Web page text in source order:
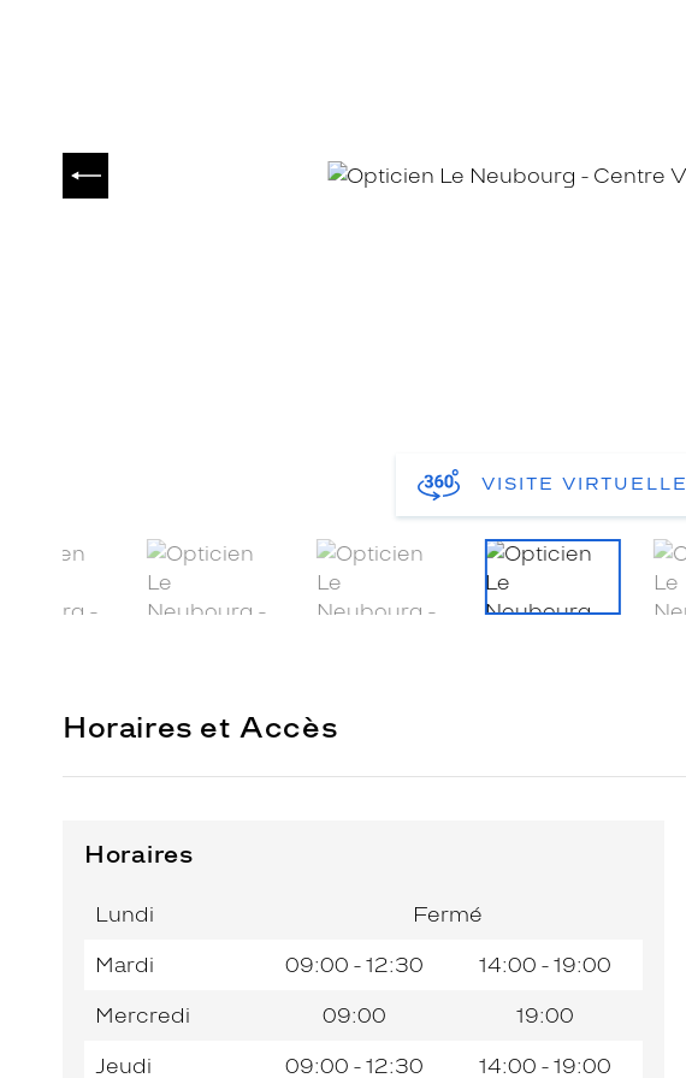
VISITE VIRTUELLE
Horaires et Accès
Horaires
Jour de
semaine
Horaires
Lundi Fermé
Mardi 09:00 - 12:30 14:00 - 19:00
Mercredi 09:00 19:00
Jeudi 09:00 - 12:30 14:00 - 19:00